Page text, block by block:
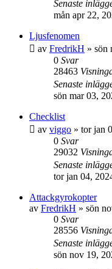
Senaste
mån apr 22,
Ljusfenomen
av FredrikH » sön
0 Svar
28463
Senaste
sön mar 03,
Checklist
av viggo » tor jan
0 Svar
29032
Senaste
tor jan 04,
Attackgyrokopter
av FredrikH » sön
0 Svar
28556
Senaste
sön nov 19,